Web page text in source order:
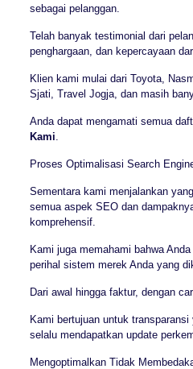
sebagai pelanggan.
Telah banyak testimonial dari
penghargaan, dan kepercayaan
Klien kami mulai dari Toyota,
Sjati, Travel Jogja, dan masih
Anda dapat mengamati semua
Kami
Proses Optimalisasi Search
Sementara kami menjalankan
semua aspek SEO dan
komprehensif.
Kami juga memahami bahwa
perihal sistem merek Anda yang
Dari awal hingga faktur, dengan
Kami bertujuan untuk
selalu mendapatkan update
Mengoptimalkan Tidak